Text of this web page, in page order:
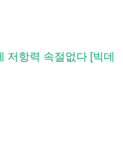
저항력 속절없다 [빅데